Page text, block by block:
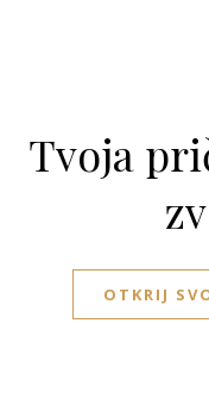
Tvoja
OTKRIJ